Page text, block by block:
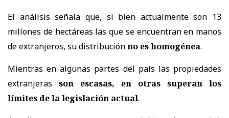
El análisis señala que, si bien actualmente son 13
millones de hectáreas las que se encuentran en manos
de extranjeros, su distribuciónno es homogénea.
Mientras en algunas partes del país las propiedades
extranjeras son escasas, en otras superan los
límites de la legislación actual.